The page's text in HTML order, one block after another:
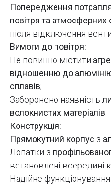
Попередження
повітря та атмосферних
після відключення
Вимоги до повітря:
Не повинно містити
відношенню до
сплавів;
Заборонено наявність
волокнистих матеріалів
Конструкція:
Прямокутний корпус з
Лопатки з
встановлені всередині
Надійне